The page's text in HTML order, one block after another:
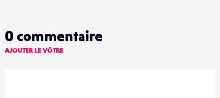
0 commentaire
AJOUTER LE VÔTRE